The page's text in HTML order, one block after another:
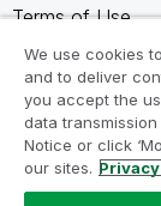
Terms of Use
Legal Agreements
Product Terms
Do not share
We use cookies
and to deliver
you accept the
data
Notice or click
our sites.